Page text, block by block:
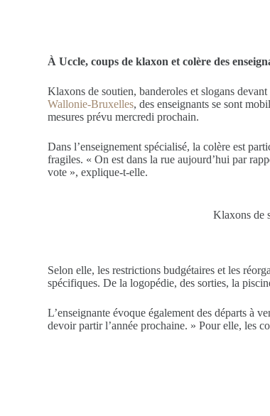
À Uccle, coups de klaxon et colère des
Klaxons de soutien, banderoles et slogans
Wallonie-Bruxelles, des enseignants se sont
mesures prévu mercredi prochain.
Dans l’enseignement spécialisé, la colère est
fragiles. « On est dans la rue aujourd’hui par
vote », explique-t-elle.
Klaxons de
Selon elle, les restrictions budgétaires et les
spécifiques. De la logopédie, des sorties, la
L’enseignante évoque également des départs à
devoir partir l’année prochaine. » Pour elle, les